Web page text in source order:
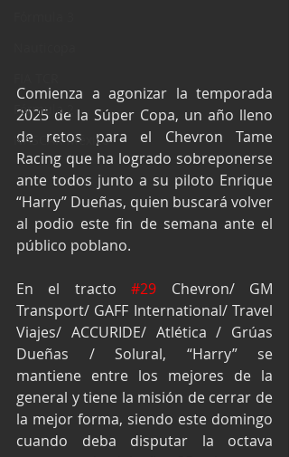
Fórmula 2
NASCAR México
Comienza a agonizar la temporada
2025 de la Súper Copa, un año lleno
de retos para el Chevron Tame
Racing que ha logrado sobreponerse
ante todos junto a su piloto Enrique
“Harry” Dueñas, quien buscará volver
al podio este fin de semana ante el
público poblano.
En el tracto #29 Chevron/ GM
Transport/ GAFF International/ Travel
Viajes/ ACCURIDE/ Atlética / Grúas
Dueñas / Solural, “Harry” se
mantiene entre los mejores de la
general y tiene la misión de cerrar de
la mejor forma, siendo este domingo
cuando deba disputar la octava